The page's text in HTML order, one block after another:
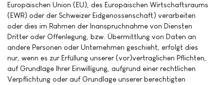
Europäischen Union (EU), des Europäischen Wirtschaftsraums
(EWR) oder der Schweizer Eidgenossenschaft) verarbeiten
oder dies im Rahmen der Inanspruchnahme von Diensten
Dritter oder Offenlegung, bzw. Übermittlung von Daten an
andere Personen oder Unternehmen geschieht, erfolgt dies
nur, wenn es zur Erfüllung unserer (vor)vertraglichen Pflichten,
auf Grundlage Ihrer Einwilligung, aufgrund einer rechtlichen
Verpflichtung oder auf Grundlage unserer berechtigten